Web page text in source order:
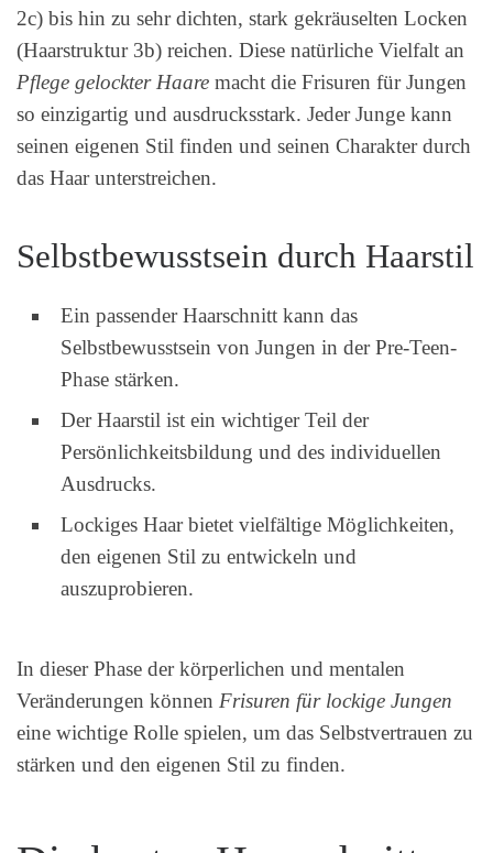
2c) bis hin zu sehr dichten, stark gekräuselten Locken
(Haarstruktur 3b) reichen. Diese natürliche Vielfalt an
Pflege gelockter Haare macht die Frisuren für Jungen
so einzigartig und ausdrucksstark. Jeder Junge kann
seinen eigenen Stil finden und seinen Charakter durch
das Haar unterstreichen.
Selbstbewusstsein durch Haarstil
Ein passender Haarschnitt kann das
Selbstbewusstsein von Jungen in der Pre-Teen-
Phase stärken.
Der Haarstil ist ein wichtiger Teil der
Persönlichkeitsbildung und des individuellen
Ausdrucks.
Lockiges Haar bietet vielfältige Möglichkeiten,
den eigenen Stil zu entwickeln und
auszuprobieren.
In dieser Phase der körperlichen und mentalen
Veränderungen können Frisuren für lockige Jungen
eine wichtige Rolle spielen, um das Selbstvertrauen zu
stärken und den eigenen Stil zu finden.